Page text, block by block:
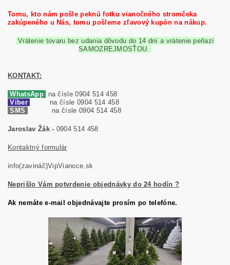
Tomu, kto nám pošle peknú fotku vianočného stromčeka
zakúpeného u Nás, tomu pošleme zľavový kupón na nákup.
Vrátenie tovaru bez udania dôvodu do 14 dní a vrátenie peňazí
SAMOZREJMOSŤOU.
KONTAKT:
WhatsApp
na čísle 0904 514 458
Viber
na čísle 0904 514 458
SMS
na čísle 0904 514 458
Jaroslav Žák - 0904 514 458
Kontaktný formulár
info(zavináč)VipVianoce.sk
Neprišlo Vám potvrdenie objednávky do 24 hodín ?
Ak nemáte e-mail objednávajte prosím po telefóne.